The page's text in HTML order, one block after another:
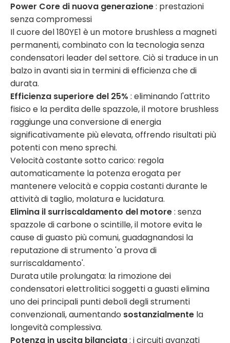
Power Core di nuova generazione: prestazioni
senza compromessi
Il cuore del 180YE1 è un motore brushless a magneti
permanenti, combinato con la tecnologia senza
condensatori leader del settore. Ciò si traduce in un
balzo in avanti sia in termini di efficienza che di
durata.
Efficienza superiore del 25% : eliminando l'attrito
fisico e la perdita delle spazzole, il motore brushless
raggiunge una conversione di energia
significativamente più elevata, offrendo risultati più
potenti con meno sprechi.
Velocità costante sotto carico: regola
automaticamente la potenza erogata per
mantenere velocità e coppia costanti durante le
attività di taglio, molatura e lucidatura.
Elimina il surriscaldamento del motore: senza
spazzole di carbone o scintille, il motore evita le
cause di guasto più comuni, guadagnandosi la
reputazione di strumento 'a prova di
surriscaldamento'.
Durata utile prolungata: la rimozione dei
condensatori elettrolitici soggetti a guasti elimina
uno dei principali punti deboli degli strumenti
convenzionali, aumentando sostanzialmente la
longevità complessiva.
Potenza in uscita bilanciata: i circuiti avanzati